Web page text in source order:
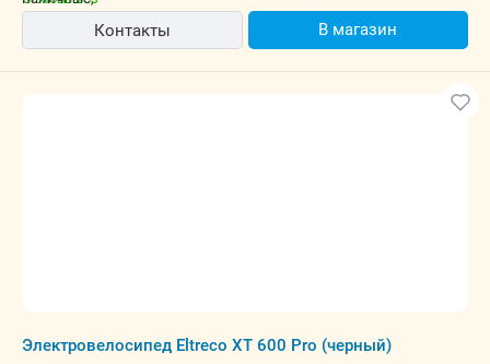
Контакты В магазин
Электровелосипед Eltreco XT 600 Pro (черный)